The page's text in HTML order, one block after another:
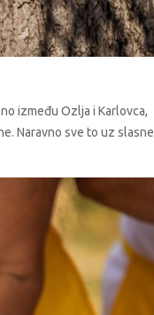
između Ozlja i Karlovca,
Naravno sve to uz slasne